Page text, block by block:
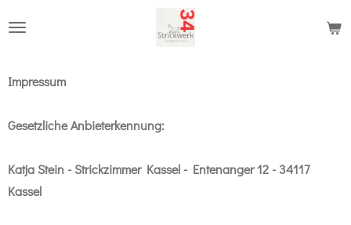
Impressum
Gesetzliche Anbieterkennung:
Katja Stein - Strickzimmer Kassel - Entenanger 12 - 34117
Kassel